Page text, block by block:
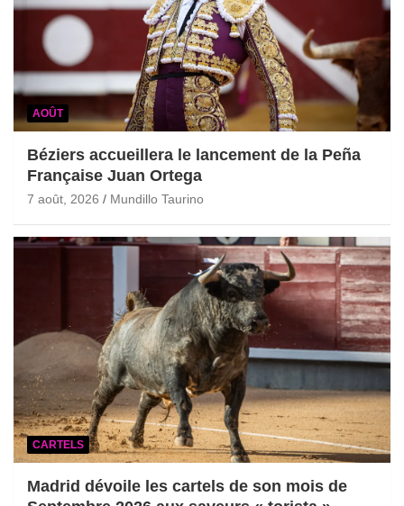
AOÛT
Béziers accueillera le lancement de la Peña
Française Juan Ortega
7 août, 2026 Mundillo Taurino
CARTELS
Madrid dévoile les cartels de son mois de